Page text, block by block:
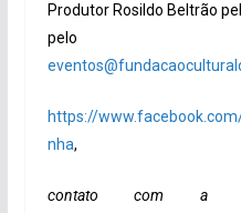
Produtor Rosildo Beltrão
pelo
https://
nha,
contato com a